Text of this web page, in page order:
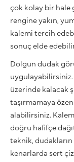
çok kolay bir hale
rengine yakın,
kalemi tercih
sonuç elde
Dolgun dudak
üzerinde kalacak
taşırmamaya
alabilirsiniz.
doğru hafifçe
teknik,
kenarlarda sert